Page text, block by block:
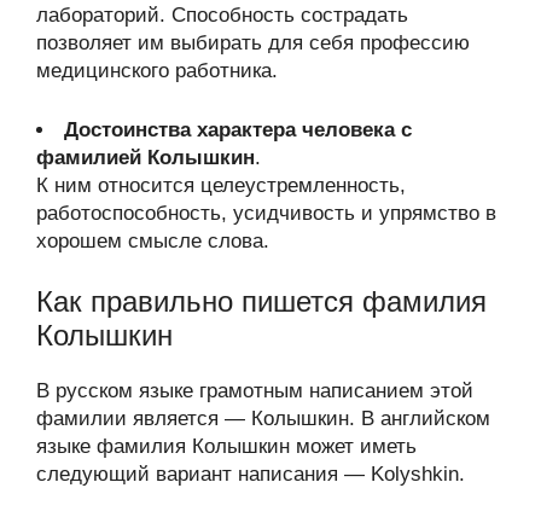
лабораторий. Способность сострадать
позволяет им выбирать для себя профессию
медицинского работника.
Достоинства характера человека с
фамилией Колышкин.
К ним относится целеустремленность,
работоспособность, усидчивость и упрямство в
хорошем смысле слова.
Как правильно пишется фамилия
Колышкин
В русском языке грамотным написанием этой
фамилии является — Колышкин. В английском
языке фамилия Колышкин может иметь
следующий вариант написания — Kolyshkin.